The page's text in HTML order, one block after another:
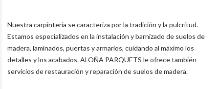
Nuestra carpintería se caracteriza por la tradición y la pulcritud.
Estamos especializados en la instalación y barnizado de suelos de
madera, laminados, puertas y armarios, cuidando al máximo los
detalles y los acabados. ALOÑA PARQUETS le ofrece también
servicios de restauración y reparación de suelos de madera.